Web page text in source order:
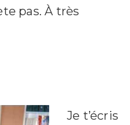
pas. À très
Je t’écris